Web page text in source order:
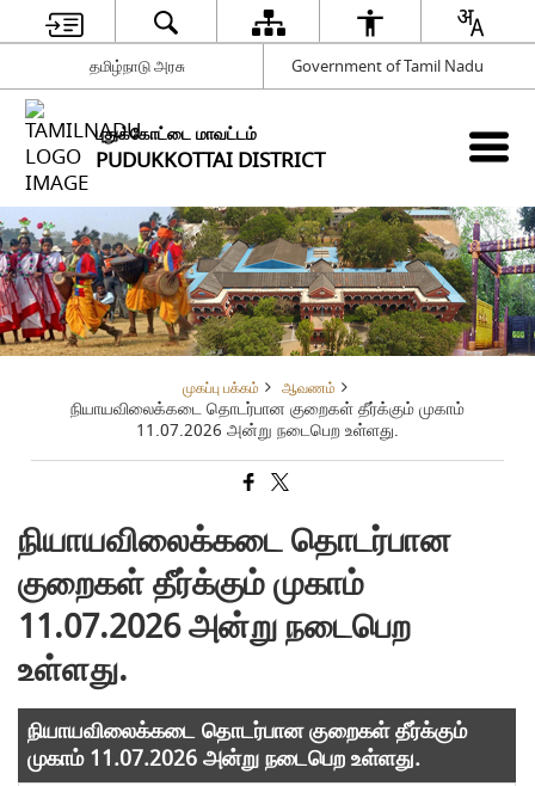
தமிழ்நாடு அரசு Government of Tamil Nadu
புதுக்கோட்டை மாவட்டம்
PUDUKKOTTAI DISTRICT
முகப்பு பக்கம் ஆவணம்
நியாயவிலைக்கடை தொடர்பான குறைகள் தீர்க்கும் முகாம்
11.07.2026 அன்று நடைபெற உள்ளது.
நியாயவிலைக்கடை தொடர்பான
குறைகள் தீர்க்கும் முகாம்
11.07.2026 அன்று நடைபெற
உள்ளது.
நியாயவிலைக்கடை தொடர்பான குறைகள் தீர்க்கும்
முகாம் 11.07.2026 அன்று நடைபெற உள்ளது.